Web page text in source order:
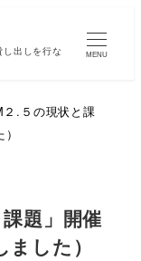
出しを行な MENU
.５の現状と課
題」開催
した）